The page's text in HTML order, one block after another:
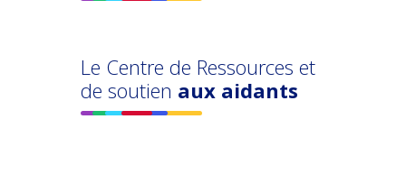
Le Centre de Ressources et
de soutien aux aidants